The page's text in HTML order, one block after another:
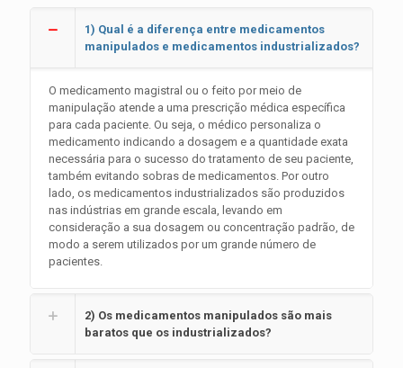
1) Qual é a diferença entre medicamentos
manipulados e medicamentos industrializados?
O medicamento magistral ou o feito por meio de
manipulação atende a uma prescrição médica específica
para cada paciente. Ou seja, o médico personaliza o
medicamento indicando a dosagem e a quantidade exata
necessária para o sucesso do tratamento de seu paciente,
também evitando sobras de medicamentos. Por outro
lado, os medicamentos industrializados são produzidos
nas indústrias em grande escala, levando em
consideração a sua dosagem ou concentração padrão, de
modo a serem utilizados por um grande número de
pacientes.
2) Os medicamentos manipulados são mais
baratos que os industrializados?